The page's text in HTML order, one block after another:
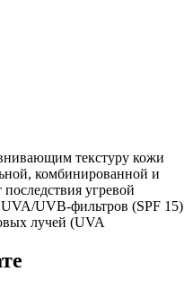
текстуру кожи
комбинированной и
угревой
UVB-фильтров (SPF 15)
лучей (UVA